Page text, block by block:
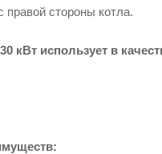
правой стороны котла.
кВт использует в